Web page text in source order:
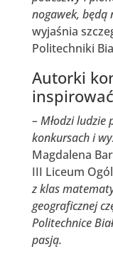
nogawek, będą
wyjaśnia
Politechniki
Autorki
– Młodzi ludzie
konkursach i
Magdalena
III Liceum
z klas
geograficznej
Politechnice
pasją.